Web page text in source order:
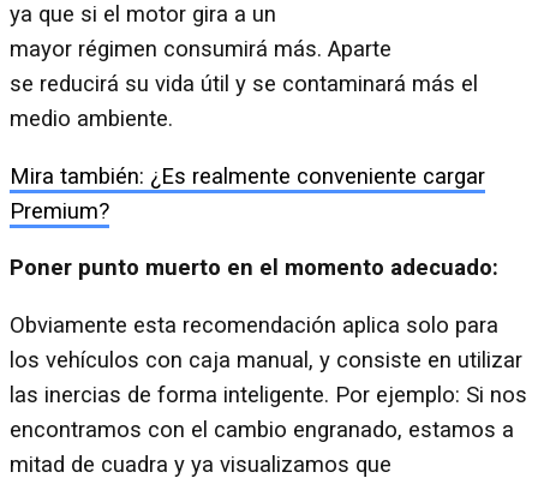
ya que si el motor gira a un
mayor régimen consumirá más. Aparte
se reducirá su vida útil y se contaminará más el
medio ambiente.
Mira también: ¿Es realmente conveniente cargar
Premium?
Poner punto muerto en el momento adecuado:
Obviamente esta recomendación aplica solo para
los vehículos con caja manual, y consiste en utilizar
las inercias de forma inteligente. Por ejemplo: Si nos
encontramos con el cambio engranado, estamos a
mitad de cuadra y ya visualizamos que